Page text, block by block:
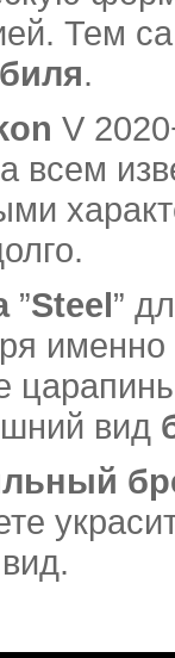
Тем
.
V
”Steel”
вид